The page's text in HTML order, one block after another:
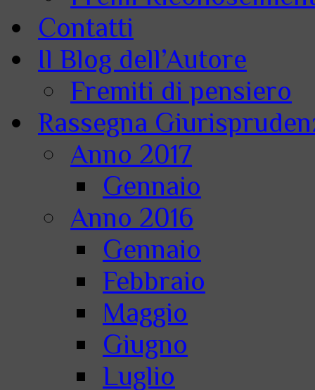
Contatti
Il Blog dell’Autore
Fremiti di pensiero
Rassegna
Anno 2017
Gennaio
Anno 2016
Gennaio
Febbraio
Maggio
Giugno
Luglio